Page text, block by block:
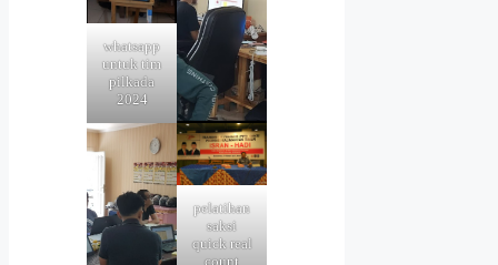
whatsapp
untuk tim
pilkada
2024
pelatihan
saksi
quick real
count